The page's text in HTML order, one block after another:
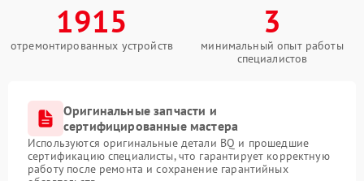
1915
отремонтированных устройств
3
минимальный опыт работы
специалистов
Оригинальные запчасти и
сертифицированные мастера
Используются оригинальные детали BQ и прошедшие
сертификацию специалисты, что гарантирует корректную
работу после ремонта и сохранение гарантийных